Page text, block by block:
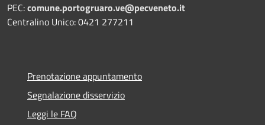
PEC:comune.portogruaro.ve@pecveneto.it
Centralino Unico: 0421 277211
Prenotazione appuntamento
Segnalazione disservizio
Leggi le FAQ